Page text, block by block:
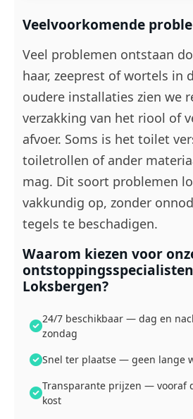
Veelvoorkomende
Veel problemen ontstaan
haar, zeeprest of wortels in
oudere installaties zien we
verzakking van het riool of
afvoer. Soms is het toilet
toiletrollen of ander
mag. Dit soort problemen
vakkundig op, zonder
tegels te beschadigen.
Waarom kiezen voor
Loksbergen?
24/7 beschikbaar — dag en
zondag
Snel ter plaatse — geen lange
Transparante prijzen — vooraf
kost